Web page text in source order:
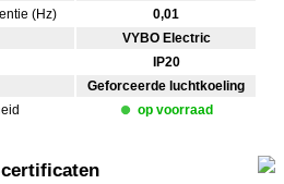
(Hz)
0,01
VYBO Electric
IP20
Geforceerde luchtkoeling
op voorraad
certificaten